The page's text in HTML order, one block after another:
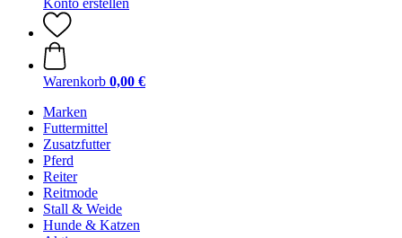
Konto erstellen
Warenkorb 0,00 €
Marken
Futtermittel
Zusatzfutter
Pferd
Reiter
Reitmode
Stall & Weide
Hunde & Katzen